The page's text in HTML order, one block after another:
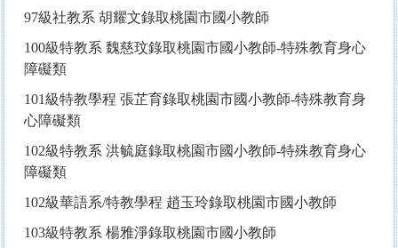
97級社教系 胡耀文錄取桃園市國小教師
100級特教系 魏慈玟錄取桃園市國小教師-特殊教育身心
障礙類
101級特教學程 張芷育錄取桃園市國小教師-特殊教育身
心障礙類
102級特教系 洪毓庭錄取桃園市國小教師-特殊教育身心
障礙類
102級華語系/特教學程 趙玉玲錄取桃園市國小教師
103級特教系 楊雅淨錄取桃園市國小教師